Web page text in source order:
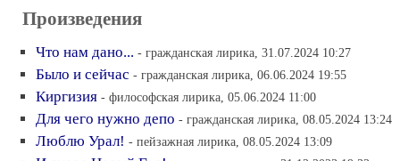
Произведения
Что нам дано... - гражданская лирика, 31.07.2024 10:27
Было и сейчас - гражданская лирика, 06.06.2024 19:55
Киргизия - философская лирика, 05.06.2024 11:00
Для чего нужно депо - гражданская лирика, 08.05.2024 13:24
Люблю Урал! - пейзажная лирика, 08.05.2024 13:09